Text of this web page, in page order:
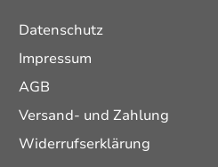
Datenschutz
Impressum
AGB
Versand- und Zahlung
Widerrufserklärung